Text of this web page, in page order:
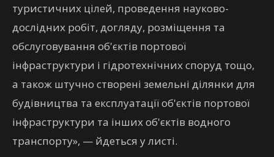
туристичних цілей, проведення науково-
дослідних робіт, догляду, розміщення та
обслуговування об'єктів портової
інфраструктури і гідротехнічних споруд тощо,
а також штучно створені земельні ділянки для
будівництва та експлуатації об'єктів портової
інфраструктури та інших об'єктів водного
транспорту», — йдеться у листі.